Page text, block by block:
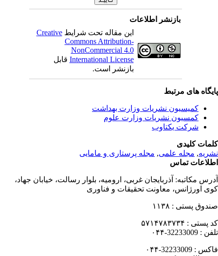
بازنشر اطلاعات
این مقاله تحت شرایطCreative
Commons Attribution-
NonCommercial 4.0
International Licenseقابل
بازنشر است.
های مرتبط
کمیسیون نشریات وزارت بهداشت
کمسیون نشریات وزارت علوم
شرکت یکتاوب
کلیدی
,مجله علمی, مجله پرستاری و مامایی
تماس
مکاتبه:آذربایجان غربی، ارومیه، بلوار رسالت، خیابان جهاد،
اورژانس، معاونت تحقیقات و فناوری
پستی : ۱۱۳۸
پستی : ۵۷۱۴۷۸۳۷۳۴
: 32233009-۰۴۴
: 32233009-۰۴۴